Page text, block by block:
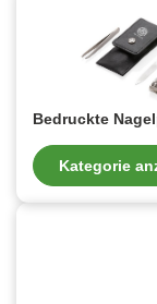
Bedruckte
Kategorie